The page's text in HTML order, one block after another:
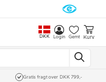
DKK Login Gemt Kurv
Gratis fragt over DKK 799,-